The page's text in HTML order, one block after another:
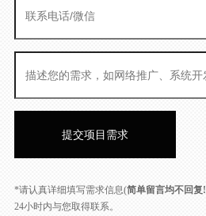
*请认真详细填写需求信息(简单留言均不回复!
24小时内与您取得联系。